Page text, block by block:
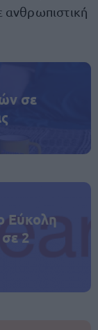
σε
Εύκολη
2